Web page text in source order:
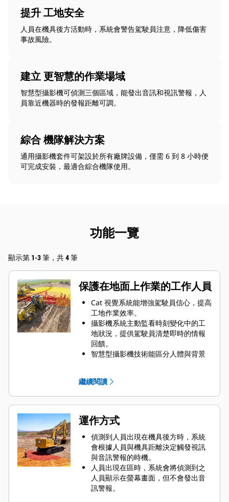
提升 工地安全
人員在機具後方活動時，系統會警告駕駛員注意，降低傷害
事故風險。
建立 更智慧的作業場域
智慧型攝影機可偵測三個區域，能發出音訊和視訊警報，人
員靠近機器時的發報距離可調。
綜合 機隊解決方案
通用攝影機套件可架設於所有廠牌設備，僅需 6 到 8 小時便
可完成安裝，最適合綜合機隊使用。
功能一覽
顯示第 1-3 筆，共 4 筆
保護在地面上作業的工作人員
Cat 視覺系統能增強駕駛員信心，提高
工地作業效率。
攝影機系統主動監看時刻變化中的工
地狀況，提供駕駛員清楚即時的情報
回饋。
智慧型攝影機技術能區分人體與背景
協助降低機具周圍地面工作人員受傷
風險。
繼續閱讀
運作方式
偵測到人員出現在機具後方時，系統
會根據人員與機具距離決定觸發視訊
與音訊警報的時機。
人員出現在區時，系統會將偵測到之
人員顯示在螢幕畫面，但不會發出音
訊警報。